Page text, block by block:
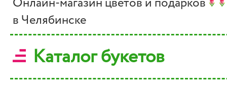
Онлайн-магазин цветов и подарков
в Челябинске
Каталог букетов